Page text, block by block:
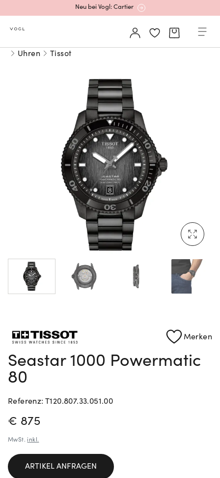
Neu bei Vogl: Cartier
Mehr erfahren: Ikonische Uhren von Cartier
Rolex Certified Pre-Owned entdecken
Neu bei Vogl: Uhren von Grand Seiko
Neu bei Vogl: Cartier
Mehr erfahren: Ikonische Uhren von Cartier
Rolex Certified Pre-Owned entdecken
Uhren Tissot
Merken
Seastar 1000 Powermatic
80
Referenz: T120.807.33.051.00
PREISINFORMATIONEN
€ 875
MwSt. inkl.
ARTIKEL ANFRAGEN